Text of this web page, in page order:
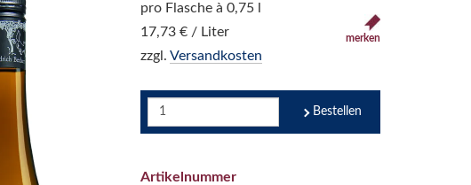
pro Flasche à 0,75 l
17,73 € / Liter
zzgl. Versandkosten
merken
Bestellen
Artikelnummer